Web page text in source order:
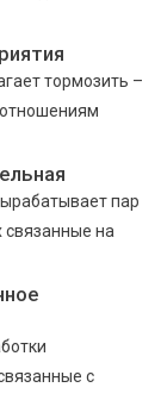
тормозить –
пар
связанные на
с